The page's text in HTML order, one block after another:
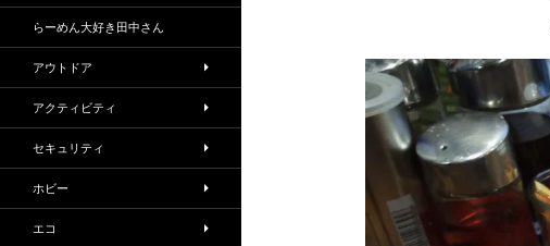
らーめん大好き田中さん
アウトドア
アクティビティ
セキュリティ
ホビー
エコ